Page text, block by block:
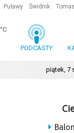
Puławy Świdnik
°C
PODCASTY
piątek, 7